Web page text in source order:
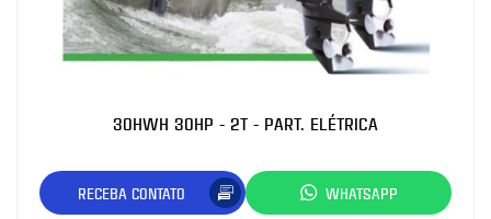
30HWH 30HP - 2T - PART. ELÉTRICA
RECEBA CONTATO WHATSAPP